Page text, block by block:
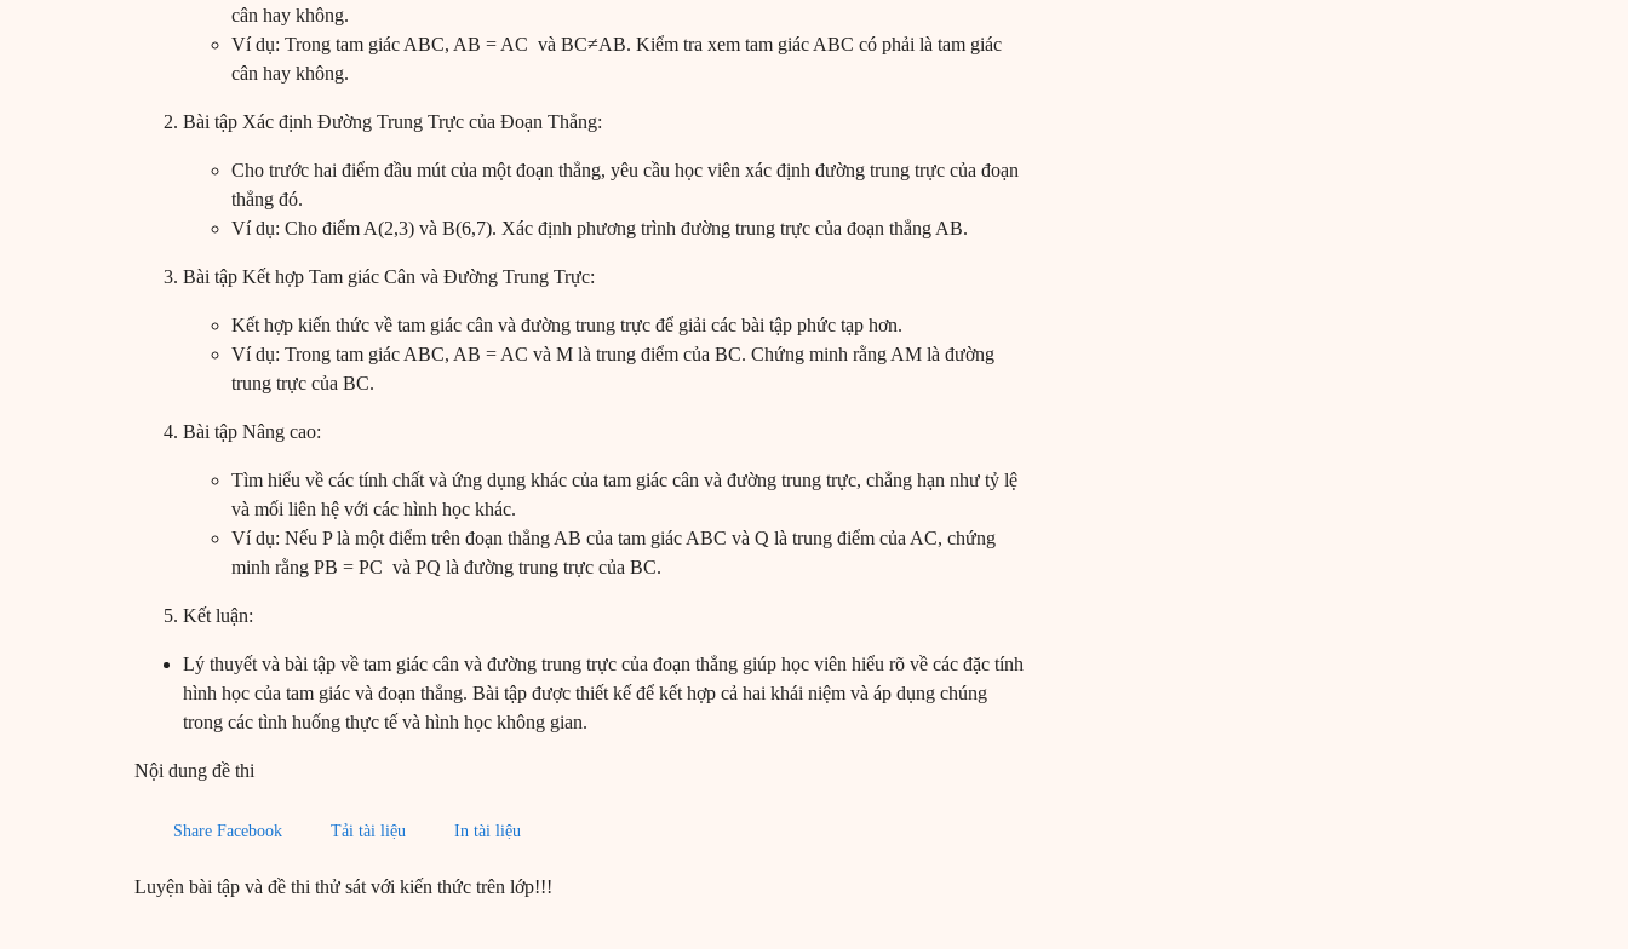
cân hay không.
Ví dụ: Trong tam giác ABC, AB = AC và BC≠AB. Kiểm tra xem tam giác ABC có phải là tam giác
cân hay không.
Bài tập Xác định Đường Trung Trực của Đoạn Thẳng:
Cho trước hai điểm đầu mút của một đoạn thẳng, yêu cầu học viên xác định đường trung trực của đoạn
thẳng đó.
Ví dụ: Cho điểm A(2,3) và B(6,7). Xác định phương trình đường trung trực của đoạn thẳng AB.
Bài tập Kết hợp Tam giác Cân và Đường Trung Trực:
Kết hợp kiến thức về tam giác cân và đường trung trực để giải các bài tập phức tạp hơn.
Ví dụ: Trong tam giác ABC, AB = AC và M là trung điểm của BC. Chứng minh rằng AM là đường
trung trực của BC.
Bài tập Nâng cao:
Tìm hiểu về các tính chất và ứng dụng khác của tam giác cân và đường trung trực, chẳng hạn như tỷ lệ
và mối liên hệ với các hình học khác.
Ví dụ: Nếu P là một điểm trên đoạn thẳng AB của tam giác ABC và Q là trung điểm của AC, chứng
minh rằng PB = PC và PQ là đường trung trực của BC.
Kết luận:
Lý thuyết và bài tập về tam giác cân và đường trung trực của đoạn thẳng giúp học viên hiểu rõ về các đặc tính
hình học của tam giác và đoạn thẳng. Bài tập được thiết kế để kết hợp cả hai khái niệm và áp dụng chúng
trong các tình huống thực tế và hình học không gian.
Nội dung đề thi
Share Facebook Tải tài liệu In tài liệu
Luyện bài tập và đề thi thử sát với kiến thức trên lớp!!!